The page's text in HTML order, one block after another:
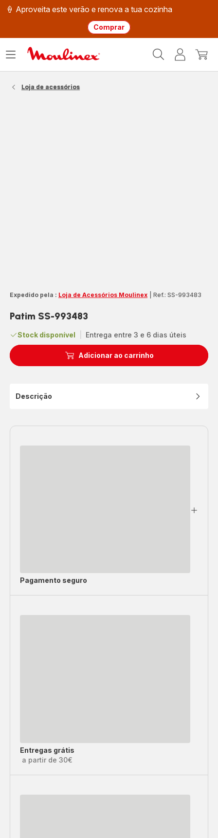
🍦 Aproveita este verão e renova a tua cozinha
Comprar
Moulinex
O
Abrir
Loja de acessórios
Expedido pela : Loja de Acessórios Moulinex Ref.: SS-993483
Patim SS-993483
Stock disponível Entrega entre 3 e 6 dias úteis
Adicionar ao carrinho
Descrição
Pagamento seguro
Entregas grátis
a partir de 30€